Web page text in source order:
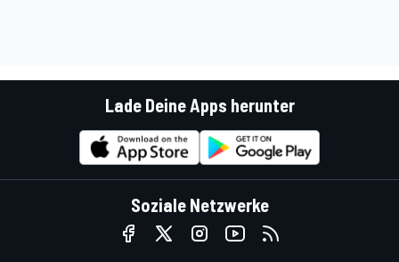
Lade Deine Apps herunter
Soziale Netzwerke